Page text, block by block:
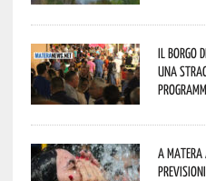
Il borgo
una
A Matera